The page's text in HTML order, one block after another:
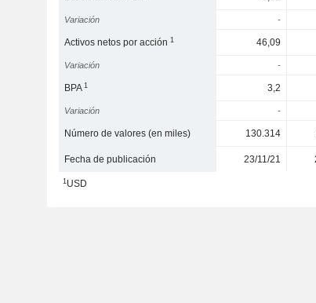
Variación -
Activos netos por acción1 46,09
Variación -
BPA1 3,2
Variación -
Número de valores (en miles) 130.314
Fecha de publicación 23/11/21
1USD